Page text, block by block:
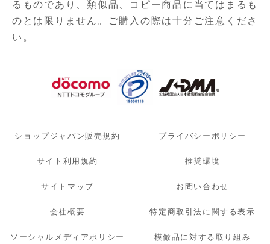
るものであり、類似品、コピー商品に当てはまるも
のとは限りません。ご購入の際は十分ご注意くださ
い。
ショップジャパン販売規約 プライバシーポリシー
サイト利用規約 推奨環境
サイトマップ お問い合わせ
会社概要 特定商取引法に関する表示
ソーシャルメディアポリシー 模倣品に対する取り組み